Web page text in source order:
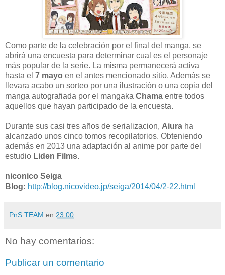
Como parte de la celebración por el final del manga, se
abrirá una encuesta para determinar cual es el personaje
más popular de la serie. La misma permanecerá activa
hasta el 7 mayo en el antes mencionado sitio. Además se
llevara acabo un sorteo por una ilustración o una copia del
manga autografiada por el mangaka Chama entre todos
aquellos que hayan participado de la encuesta.
Durante sus casi tres años de serializacion, Aiura ha
alcanzado unos cinco tomos recopilatorios. Obteniendo
además en 2013 una adaptación al anime por parte del
estudio Liden Films.
niconico Seiga
Blog: http://blog.nicovideo.jp/seiga/2014/04/2-22.html
PnS TEAM en 23:00
No hay comentarios:
Publicar un comentario